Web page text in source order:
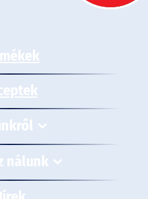
nálunk